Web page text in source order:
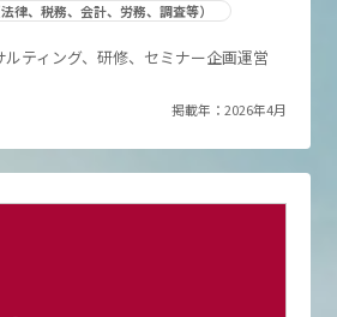
律、税務、会計、労務、調査等）
ティング、研修、セミナー企画運営
掲載年：2026年4月